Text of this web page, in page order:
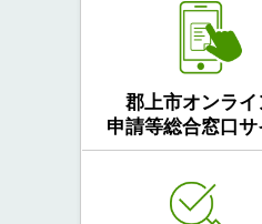
郡上市オンライ
申請等総合窓口サ